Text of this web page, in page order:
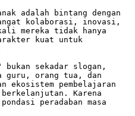
adalah bintang dengan
kolaborasi, inovasi,
mereka tidak hanya
kuat untuk
bukan sekadar slogan,
guru, orang tua, dan
ekosistem pembelajaran
Karena
peradaban masa